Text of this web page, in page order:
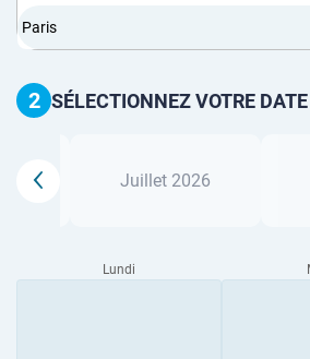
2 SÉLECTIONNEZ VOTRE
Juillet 2026
Lundi